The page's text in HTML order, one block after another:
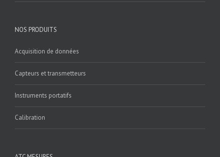
NOS PRODUITS
Acquisition de données
Capteurs et transmetteurs
Instruments portatifs
Calibration